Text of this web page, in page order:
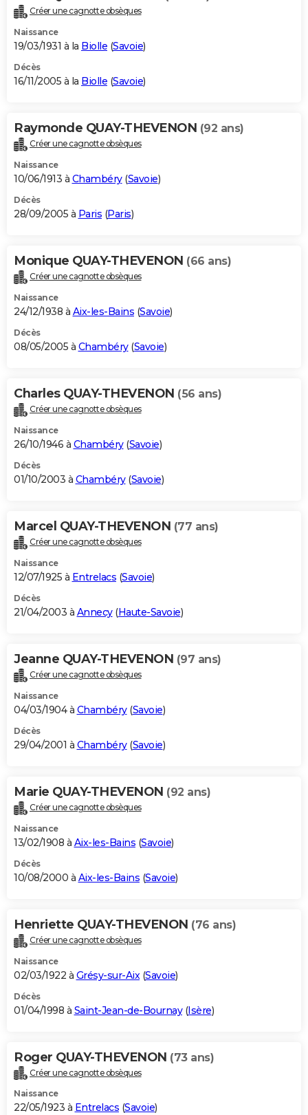
Créer une cagnotte obsèques
Naissance
19/03/1931 à la Biolle (Savoie)
Décès
16/11/2005 à la Biolle (Savoie)
Raymonde QUAY-THEVENON (92 ans)
Créer une cagnotte obsèques
Naissance
10/06/1913 à Chambéry(Savoie)
Décès
28/09/2005 à Paris (Paris)
Monique QUAY-THEVENON (66 ans)
Créer une cagnotte obsèques
Naissance
24/12/1938 à Aix-les-Bains (Savoie)
Décès
08/05/2005 à Chambéry(Savoie)
Charles QUAY-THEVENON (56 ans)
Créer une cagnotte obsèques
Naissance
26/10/1946 à Chambéry(Savoie)
Décès
01/10/2003 à Chambéry(Savoie)
Marcel QUAY-THEVENON (77 ans)
Créer une cagnotte obsèques
Naissance
12/07/1925 à Entrelacs (Savoie)
Décès
21/04/2003 à Annecy(Haute-Savoie)
Jeanne QUAY-THEVENON (97 ans)
Créer une cagnotte obsèques
Naissance
04/03/1904 à Chambéry(Savoie)
Décès
29/04/2001 à Chambéry(Savoie)
Marie QUAY-THEVENON (92 ans)
Créer une cagnotte obsèques
Naissance
13/02/1908 à Aix-les-Bains (Savoie)
Décès
10/08/2000 à Aix-les-Bains (Savoie)
Henriette QUAY-THEVENON (76 ans)
Créer une cagnotte obsèques
Naissance
02/03/1922 à Grésy-sur-Aix (Savoie)
Décès
01/04/1998 à Saint-Jean-de-Bournay(Isère)
Roger QUAY-THEVENON (73 ans)
Créer une cagnotte obsèques
Naissance
22/05/1923 à Entrelacs (Savoie)